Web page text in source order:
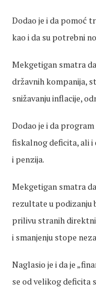
Dodao je i da pomoć
kao i da su potrebni
Mekgetigan smatra
državnih kompanija,
snižavanju inflacije,
Dodao je i da
fiskalnog deficita, ali i
i penzija.
Mekgetigan smatra
rezultate u podizanju
prilivu stranih
i smanjenju stope
Naglasio je i da je
se od velikog deficita